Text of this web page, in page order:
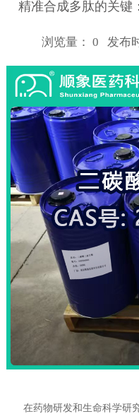
精准合成多肽的关键
浏览量： 0 发布
在药物研发和生命科学研究